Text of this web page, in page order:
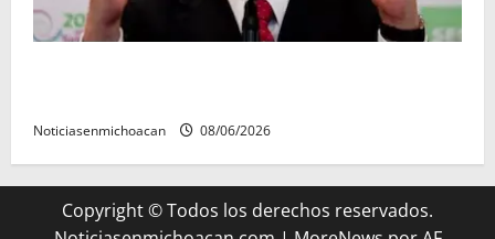
Noticiasenmichoacan 08/06/2026
Copyright © Todos los derechos reservados.